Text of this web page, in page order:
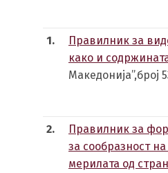
1.
Правилник за
како и
Македонија”,број
2.
Правилник за
за сообразност
мерилата од